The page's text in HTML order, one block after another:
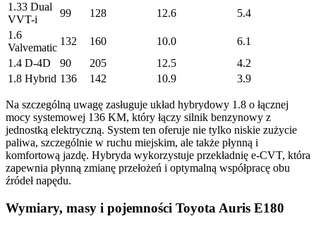
1.33 Dual
VVT-i
99 128 12.6
5.4
1.6
Valvematic
132 160 10.0
6.1
1.4 D-4D
90 205 12.5
4.2
1.8 Hybrid 136 142 10.9 3.9
Na szczególną uwagę zasługuje układ hybrydowy 1.8 o łącznej
mocy systemowej 136 KM, który łączy silnik benzynowy z
jednostką elektryczną. System ten oferuje nie tylko niskie zużycie
paliwa, szczególnie w ruchu miejskim, ale także płynną i
komfortową jazdę. Hybryda wykorzystuje przekładnię e-CVT, która
zapewnia płynną zmianę przełożeń i optymalną współpracę obu
źródeł napędu.
Wymiary, masy i pojemności Toyota Auris E180